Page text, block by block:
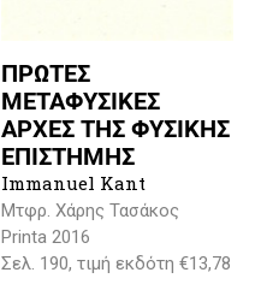
ΠΡΩΤΕΣ
ΜΕΤΑΦΥΣΙΚΕΣ
ΑΡΧΕΣ ΤΗΣ ΦΥΣΙΚΗΣ
ΕΠΙΣΤΗΜΗΣ
Immanuel Kant
Μτφρ. Χάρης Τασάκος
Printa 2016
Σελ. 190, τιμή εκδότη €13,78